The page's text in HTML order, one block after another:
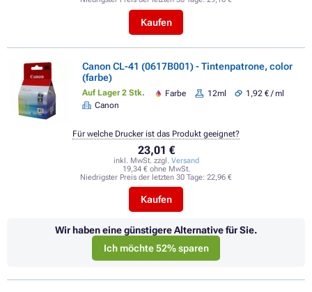
Kaufen
Canon CL-41 (0617B001) - Tintenpatrone, color
(farbe)
Auf Lager 2 Stk. Farbe 12ml
1,92 € / ml
Canon
23,01 €
inkl. MwSt. zzgl. Versand
19,34 € ohne MwSt.
Niedrigster Preis der letzten 30 Tage: 22,96 €
Kaufen
Für welche Drucker ist das Produkt geeignet?
Wir haben eine günstigere Alternative für Sie.
Ich möchte 52% sparen